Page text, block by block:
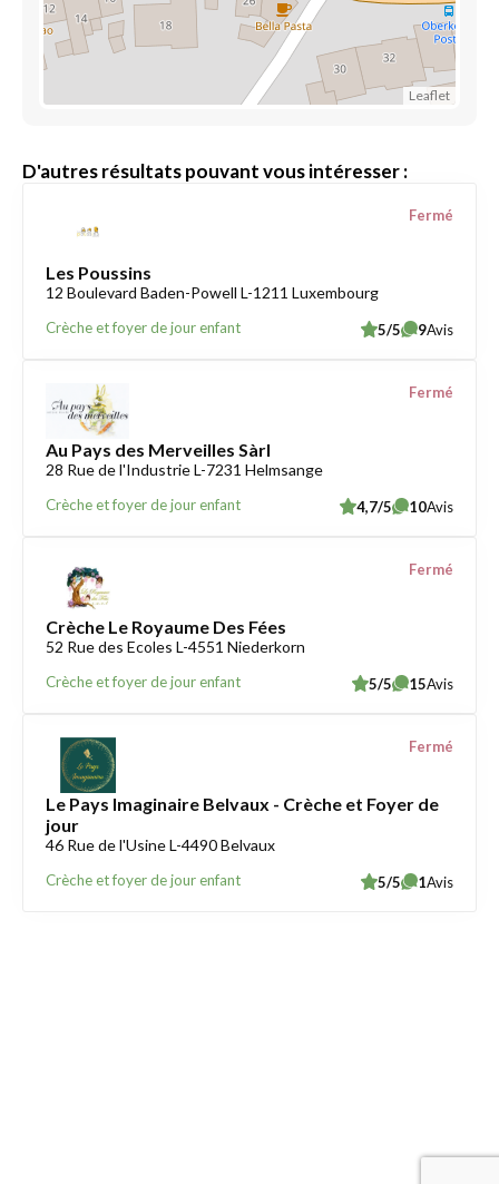
Leaflet
D'autres résultats pouvant vous intéresser :
Les Poussins
12 Boulevard Baden-Powell L-1211 Luxembourg
Crèche et foyer de jour enfant
Fermé
5/5 9Avis
Au Pays des Merveilles Sàrl
28 Rue de l'Industrie L-7231 Helmsange
Crèche et foyer de jour enfant
Fermé
4,7/5 10Avis
Crèche Le Royaume Des Fées
52 Rue des Ecoles L-4551 Niederkorn
Crèche et foyer de jour enfant
Fermé
5/5 15Avis
Le Pays Imaginaire Belvaux - Crèche et Foyer de
jour
46 Rue de l'Usine L-4490 Belvaux
Crèche et foyer de jour enfant
Fermé
5/5 1Avis